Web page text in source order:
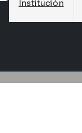
Institución